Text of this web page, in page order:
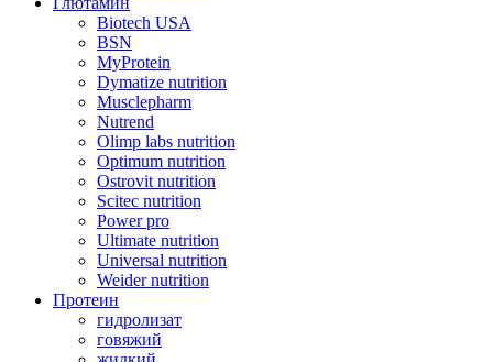
Biotech USA
BSN
MyProtein
Dymatize nutrition
Musclepharm
Nutrend
Olimp labs nutrition
Optimum nutrition
Ostrovit nutrition
Scitec nutrition
Power pro
Ultimate nutrition
Universal nutrition
Weider nutrition
Протеин
гидролизат
говяжий